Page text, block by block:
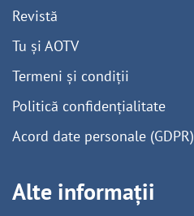
Revistă
Tu și AOTV
Termeni și condiții
Politică confidențialitate
Acord date personale (GDPR)
Alte informații